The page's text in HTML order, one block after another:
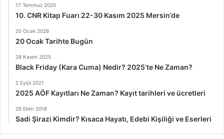
17 Temmuz 2025
10. CNR Kitap Fuarı 22-30 Kasım 2025 Mersin’de
20 Ocak 2026
20 Ocak Tarihte Bugün
28 Kasım 2025
Black Friday (Kara Cuma) Nedir? 2025’te Ne Zaman?
2 Eylül 2021
2025 AÖF Kayıtları Ne Zaman? Kayıt tarihleri ve ücretleri
26 Ekim 2018
Sadi Şirazi Kimdir? Kısaca Hayatı, Edebi Kişiliği ve Eserleri